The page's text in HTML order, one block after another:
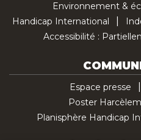
Environnement &
Handicap International
Accessibilité :
Espace presse
Poster
Planisphère Handicap